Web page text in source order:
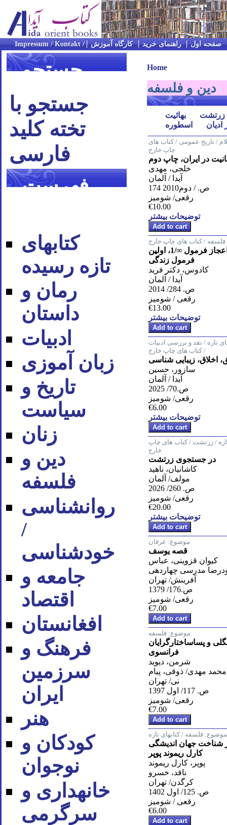
صفحه اول راهنمای خرید کارگاه آموزش
جستجو
جستجو با
تخته کلید
فارسی
فهرست
کتابهای
تازه رسیده
رمان و
داستان
ادبیات
زبان آموزی
تاریخ و
سیاست
زنان
دین و
فلسفه
روان‪شناسی
/
خودشناسی
جامعه و
اقتصاد
افغانستان
فرهنگ و
سرزمین
ایران
هنر
کودکان و
نوجوان
خانه‪داری و
سرگرمی
Home
دین و فلسفه
زرتشت
بهائیت
ادیان
اسطوره
/ تاریخ عمومی / کتاب های
چاپ خارج
در ایران، چاپ دوم
خلجی، مهدی
آیدا / آلمان
174 ص. / دوم2010
رقعی/ شومیز
€10.00
توضیحات بیشتر
فلسفه / کتاب های چاپ خارج
کشف بزرگ، اعجاز فرمول ∞/1، اولین
فرمول زندگی
کادوس، دکتر فرید
آیدا / آلمان
ص. 284/ 2014
رقعی / شومیز
€13.00
توضیحات بیشتر
تازه / نقد و بررسی ادبیات
/ کتاب های چاپ خارج
اخلاق، زیبایی شناسی
سازور، حسین
آیدا / آلمان
ص.70/ 2025
رقعی/ شومیز
€6.00
توضیحات بیشتر
تازه / زرتشت / کتاب های چاپ
خارج
در جستجوی زرتشت
کاشانیان، ناهید
مولف/ آلمان
ص. 260/ 2026
رقعی/ شومیز
€20.00
توضیحات بیشتر
موضوع: عرفان
قصه یوسف
کیوان قزوینی، عباس
مدرسی چهاردهی
آفرینش/ تهران
ص.176/ 1379
رقعی/ شومیز
€7.00
موضوع: فلسفه
و پساساختارگرایان
فرانسوی
شرمن، دیوید
محمد مهدی/ ذوقی، پیام
نی/ تهران
ص. 117/ اول 1397
رقعی/ شومیز
€7.00
موضوع: فلسفه / کتابهای تازه
شناخت جهان اندیشگی
کارل ریموند پوپر
پوپر، کارل ریموند
ناقد، خسرو
کرگدن/ تهران
ص. 125/ اول 1402
رقعی / شومیز
€6.00